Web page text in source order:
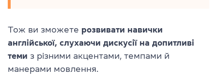
Тож ви зможете розвивати навички
англійської, слухаючи дискусії на допитливі
теми з різними акцентами, темпами й
манерами мовлення.